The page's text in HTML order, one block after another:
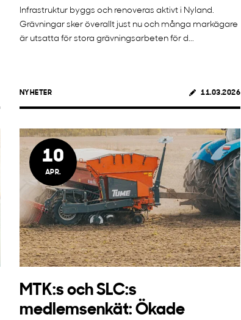
Infrastruktur byggs och renoveras aktivt i Nyland.
Grävningar sker överallt just nu och många markägare
är utsatta för stora grävningsarbeten för d...
NYHETER 11.03.2026
10
APR.
MTK:s och SLC:s
medlemsenkät: Ökade